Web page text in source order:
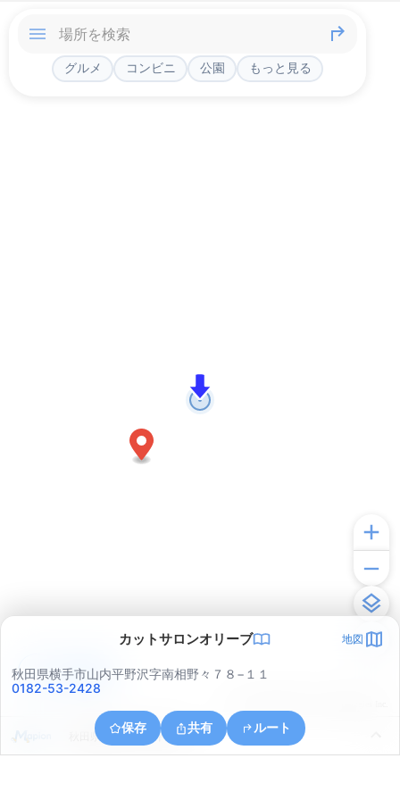
グルメ コンビニ 公園 もっと見る
カットサロンオリーブ 地図
秋田県横手市山内平野沢字南相野々７８−１１
0182-53-2428
保存 共有 ルート
秋田県横手市山内平野沢
アプリで見る